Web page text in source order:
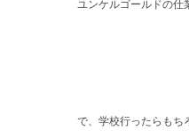
ユンケルゴールドの仕
で、学校行ったらもち